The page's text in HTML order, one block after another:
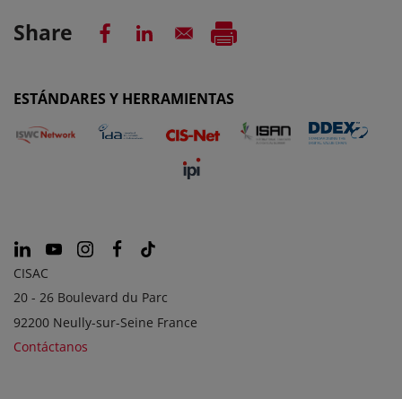
Share
ESTÁNDARES Y HERRAMIENTAS
CISAC
20 - 26 Boulevard du Parc
92200 Neully-sur-Seine France
Contáctanos